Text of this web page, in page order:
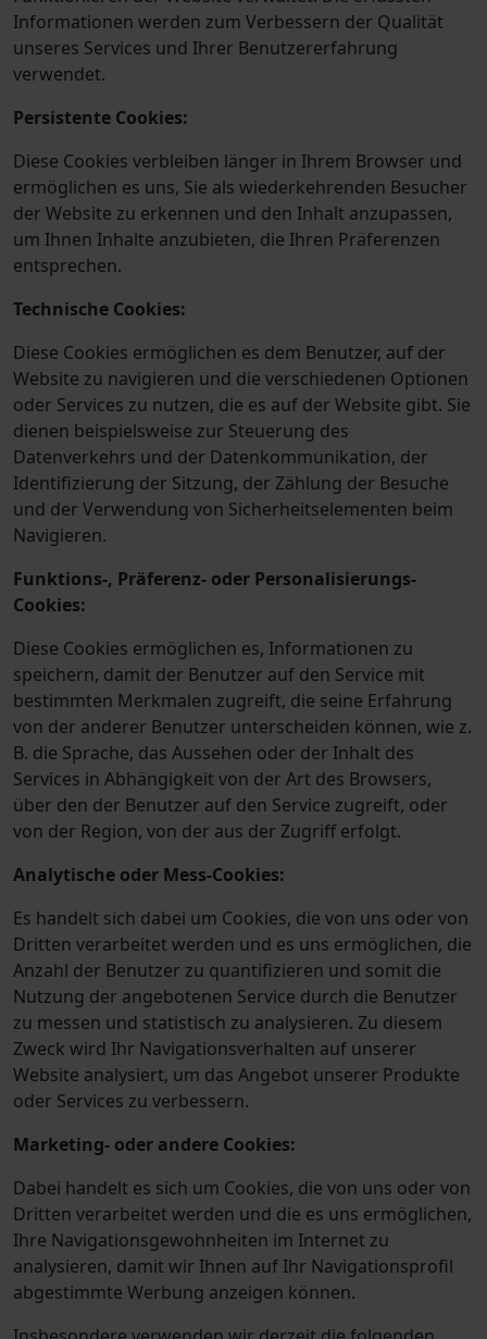
Informationen werden zum Verbessern der Qualität
unseres Services und Ihrer Benutzererfahrung
verwendet.
Persistente Cookies:
Diese Cookies verbleiben länger in Ihrem Browser und
ermöglichen es uns, Sie als wiederkehrenden Besucher
der Website zu erkennen und den Inhalt anzupassen,
um Ihnen Inhalte anzubieten, die Ihren Präferenzen
entsprechen.
Technische Cookies:
Diese Cookies ermöglichen es dem Benutzer, auf der
Website zu navigieren und die verschiedenen Optionen
oder Services zu nutzen, die es auf der Website gibt. Sie
dienen beispielsweise zur Steuerung des
Datenverkehrs und der Datenkommunikation, der
Identifizierung der Sitzung, der Zählung der Besuche
und der Verwendung von Sicherheitselementen beim
Navigieren.
Funktions-, Präferenz- oder Personalisierungs-
Cookies:
Diese Cookies ermöglichen es, Informationen zu
speichern, damit der Benutzer auf den Service mit
bestimmten Merkmalen zugreift, die seine Erfahrung
von der anderer Benutzer unterscheiden können, wie z.
B. die Sprache, das Aussehen oder der Inhalt des
Services in Abhängigkeit von der Art des Browsers,
über den der Benutzer auf den Service zugreift, oder
von der Region, von der aus der Zugriff erfolgt.
Analytische oder Mess-Cookies:
Es handelt sich dabei um Cookies, die von uns oder von
Dritten verarbeitet werden und es uns ermöglichen, die
Anzahl der Benutzer zu quantifizieren und somit die
Nutzung der angebotenen Service durch die Benutzer
zu messen und statistisch zu analysieren. Zu diesem
Zweck wird Ihr Navigationsverhalten auf unserer
Website analysiert, um das Angebot unserer Produkte
oder Services zu verbessern.
Marketing- oder andere Cookies:
Dabei handelt es sich um Cookies, die von uns oder von
Dritten verarbeitet werden und die es uns ermöglichen,
Ihre Navigationsgewohnheiten im Internet zu
analysieren, damit wir Ihnen auf Ihr Navigationsprofil
abgestimmte Werbung anzeigen können.